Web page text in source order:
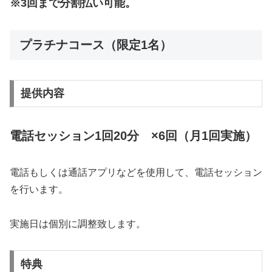
※3回まで分割払い可能。
プラチナコース（限定1名）
提供内容
電話セッション1回20分 ×6回（月1回実施）
電話もしくは通話アプリなどを使用して、電話セッション
を行います。
実施日は個別に調整致します。
特典